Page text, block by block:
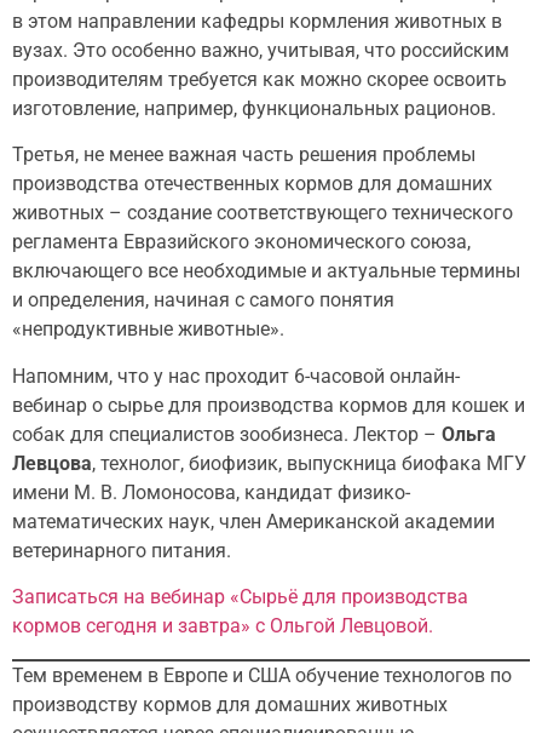
в этом направлении кафедры кормления животных в
вузах. Это особенно важно, учитывая, что российским
производителям требуется как можно скорее освоить
изготовление, например, функциональных рационов.
Третья, не менее важная часть решения проблемы
производства отечественных кормов для домашних
животных – создание соответствующего технического
регламента Евразийского экономического союза,
включающего все необходимые и актуальные термины
и определения, начиная с самого понятия
«непродуктивные животные».
Напомним, что у нас проходит 6-часовой онлайн-
вебинар о сырье для производства кормов для кошек и
собак для специалистов зообизнеса. Лектор – Ольга
Левцова, технолог, биофизик, выпускница биофака МГУ
имени М. В. Ломоносова, кандидат физико-
математических наук, член Американской академии
ветеринарного питания.
Записаться на вебинар «Сырьё для производства
кормов сегодня и завтра» с Ольгой Левцовой.
Тем временем в Европе и США обучение технологов по
производству кормов для домашних животных